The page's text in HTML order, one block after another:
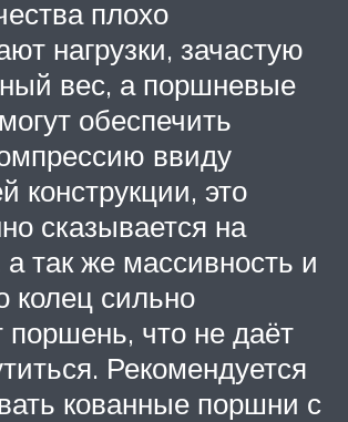
плохо
нагрузки, зачастую
вес, а поршневые
обеспечить
ввиду
конструкции, это
сказывается на
так же массивность и
колец сильно
поршень, что не даёт
Рекомендуется
кованные поршни с